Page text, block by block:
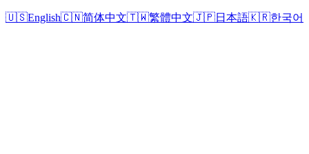
🇺🇸English🇨🇳简体中文🇹🇼繁體中文🇯🇵日本語🇰🇷한국어